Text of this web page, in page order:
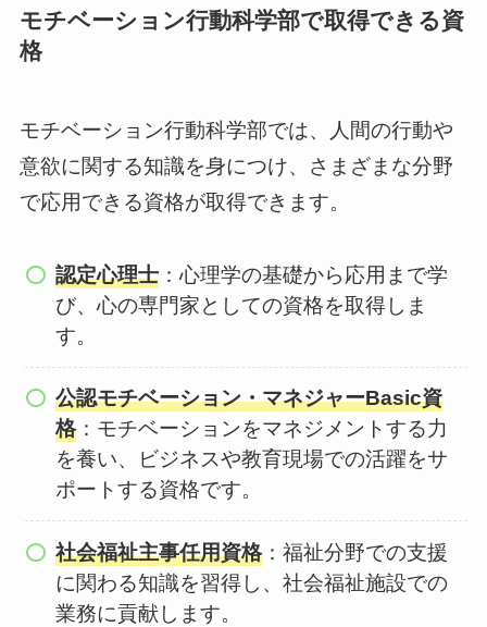
モチベーション行動科学部で取得できる資
格
モチベーション行動科学部では、人間の行動や
意欲に関する知識を身につけ、さまざまな分野
で応用できる資格が取得できます。
認定心理士：心理学の基礎から応用まで学
び、心の専門家としての資格を取得しま
す。
公認モチベーション・マネジャーBasic資
格：モチベーションをマネジメントする力
を養い、ビジネスや教育現場での活躍をサ
ポートする資格です。
社会福祉主事任用資格：福祉分野での支援
に関わる知識を習得し、社会福祉施設での
業務に貢献します。